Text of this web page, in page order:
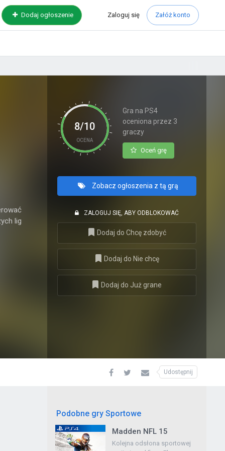
Dodaj ogłoszenie Zaloguj się Załóż konto
lig
8/10
OCENA
Gra na PS4
oceniona przez 3
graczy
Oceń grę
Zobacz ogłoszenia z tą grą
ZALOGUJ SIĘ, ABY ODBLOKOWAĆ
Dodaj do Chcę zdobyć
Dodaj do Nie chcę
Dodaj do Już grane
Udostępnij
Podobne gry Sportowe
Madden NFL 15
Kolejna odsłona sportowej
TopSpin 2K25: Deluxe
Edition